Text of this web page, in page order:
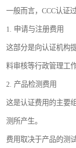
一般而言，CCC认证
1. 申请与注册费用
这部分是向认证机构
料审核等行政管理工作
2. 产品检测费用
这是认证费用的主要
测所产生。
费用取决于产品的测